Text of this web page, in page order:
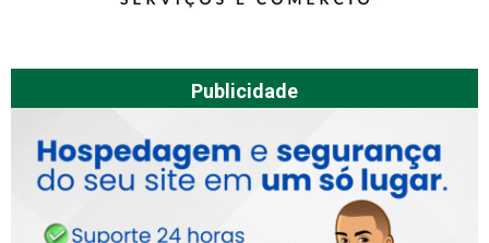
Publicidade